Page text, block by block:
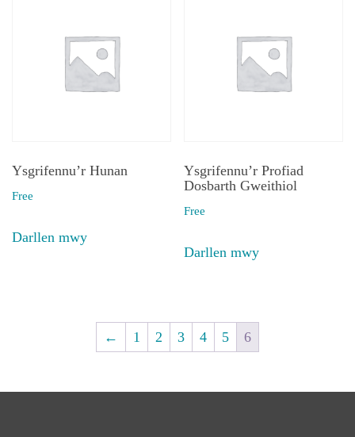
Ysgrifennu’r Hunan
Free
Darllen mwy
Ysgrifennu’r Profiad
Dosbarth Gweithiol
Free
Darllen mwy
← 1 2 3 4 5 6